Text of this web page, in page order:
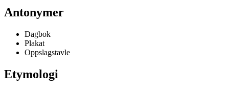
Antonymer
Dagbok
Plakat
Oppslagstavle
Etymologi